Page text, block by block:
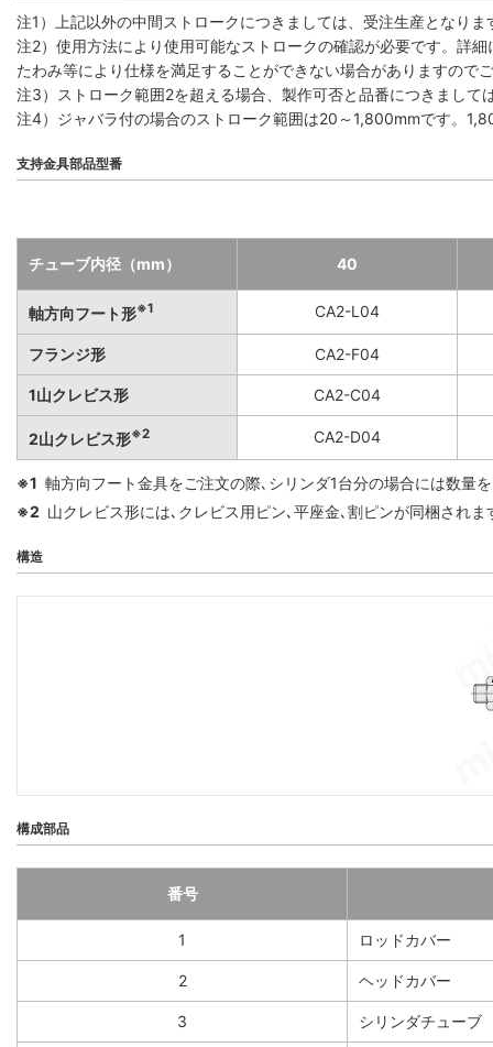
注1）上記以外の中間ストロークにつきましては、受注生産となりま
注2）使用方法により使用可能なストロークの確認が必要です。詳
たわみ等により仕様を満足することができない場合がありますので
注3）ストローク範囲2を超える場合、製作可否と品番につきまし
注4）ジャバラ付の場合のストローク範囲は20～1,800mmです。
支持金具部品型番
チューブ内径（mm） 40
軸方向フート形※1 CA2-L04
フランジ形 CA2-F04
1山クレビス形 CA2-C04
2山クレビス形※2 CA2-D04
※1 軸方向フート金具をご注文の際､シリンダ1台分の場合には数量
※2 山クレビス形には､クレビス用ピン､平座金､割ピンが同梱されま
構造
構成部品
番号
1 ロッドカバー
2 ヘッドカバー
3 シリンダチューブ